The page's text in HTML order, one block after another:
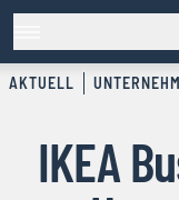
AKTUELL
IKEA